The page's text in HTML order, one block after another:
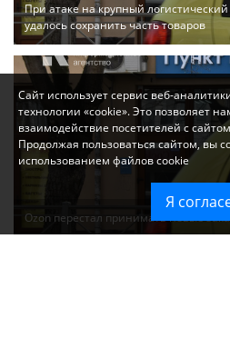
При атаке на крупный
удалось сохранить часть товаров
Ozon перестал принимать новые
Сайт использует сервис веб-
технологии «cookie». Это позволяет
взаимодействие посетителей с
Продолжая пользоваться сайтом, вы
использованием файлов cookie
Я